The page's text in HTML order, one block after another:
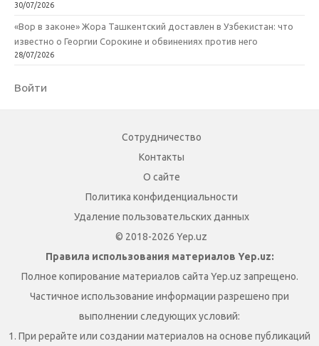
30/07/2026
«Вор в законе» Жора Ташкентский доставлен в Узбекистан: что
известно о Георгии Сорокине и обвинениях против него
28/07/2026
Войти
Сотрудничество
Контакты
О сайте
Политика конфиденциальности
Удаление пользовательских данных
© 2018-2026 Yep.uz
Правила использования материалов Yep.uz:
Полное копирование материалов сайта Yep.uz запрещено.
Частичное использование информации разрешено при
выполнении следующих условий:
1. При рерайте или создании материалов на основе публикаций